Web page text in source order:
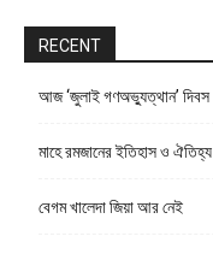
RECENT
আজ ‘জুলাই গণঅভ্যুত্থান’ দিবস
মাহে রমজানের ইতিহাস ও ঐতিহ্য
বেগম খালেদা জিয়া আর নেই